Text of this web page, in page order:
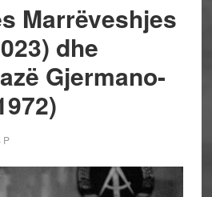
Marrëveshjes
dhe
Gjermano-
P